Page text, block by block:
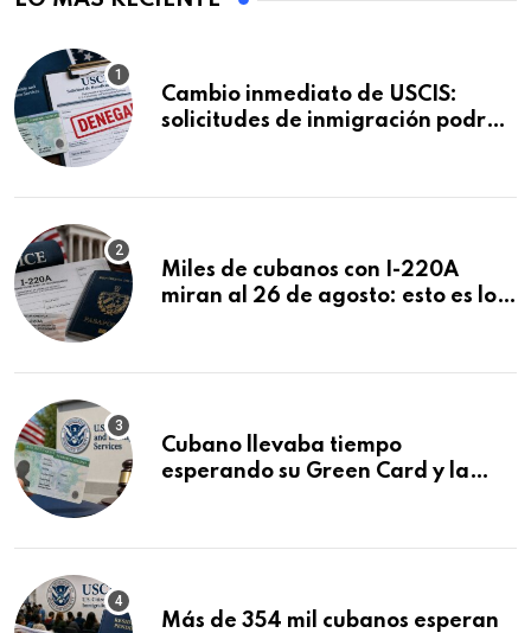
Cambio inmediato de USCIS:
solicitudes de inmigración podrán
Miles de cubanos con I-220A
miran al 26 de agosto: esto es lo
Cubano llevaba tiempo
esperando su Green Card y la
Más de 354 mil cubanos esperan